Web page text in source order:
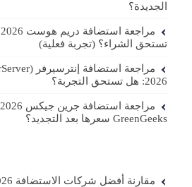
الجديدة؟
تستحق الشراء؟ (تجربة فعلية)
2026: هل تستحق التجربة؟
GreenGeeks سعرها بعد التجديد؟